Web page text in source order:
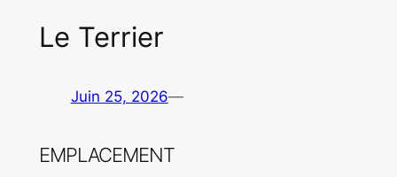
Le Terrier
Juin 25, 2026—
EMPLACEMENT